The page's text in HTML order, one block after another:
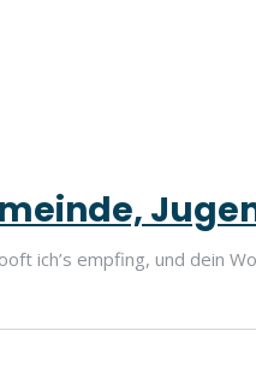
ich’s empfing, und dein